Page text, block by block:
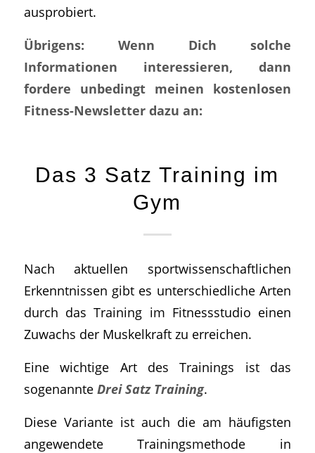
ausprobiert.
Übrigens: Wenn Dich solche
Informationen interessieren, dann
fordere unbedingt meinen kostenlosen
Fitness-Newsletter dazu an:
Das 3 Satz Training im
Gym
Nach aktuellen sportwissenschaftlichen
Erkenntnissen gibt es unterschiedliche Arten
durch das Training im Fitnessstudio einen
Zuwachs der Muskelkraft zu erreichen.
Eine wichtige Art des Trainings ist das
sogenannte Drei Satz Training.
Diese Variante ist auch die am häufigsten
angewendete Trainingsmethode in